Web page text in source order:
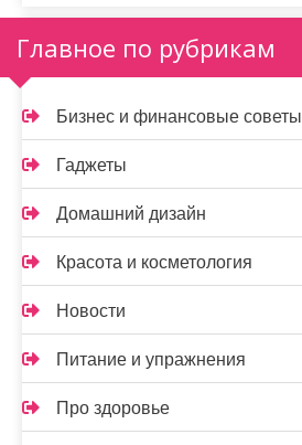
Главное по рубрикам
Бизнес и финансовые советы
Гаджеты
Домашний дизайн
Красота и косметология
Новости
Питание и упражнения
Про здоровье